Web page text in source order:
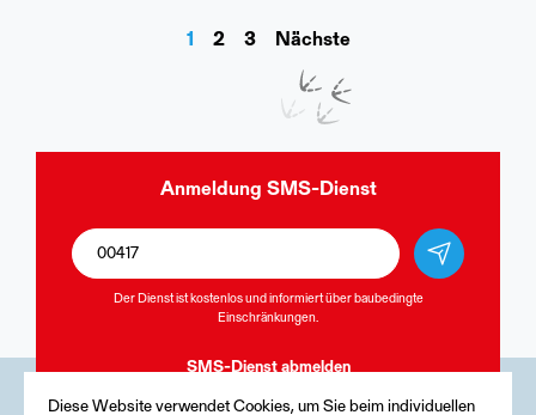
1 2 3 Nächste
Anmeldung SMS-Dienst
Der Dienst ist kostenlos und informiert über baubedingte
Einschränkungen.
SMS-Dienst abmelden
Diese Website verwendet Cookies, um Sie beim individuellen